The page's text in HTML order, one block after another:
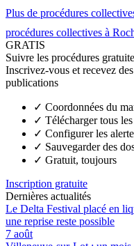
Plus de procédures
procédures collectives à
GRATIS
Suivre les procédures
Inscrivez-vous et recevez
publications
✓ Coordonnées du
✓ Télécharger tous
✓ Configurer les
✓ Sauvegarder des
✓ Gratuit, toujours
Inscription gratuite
Dernières actualités
Le Delta Festival placé en
une reprise reste possible
7 août